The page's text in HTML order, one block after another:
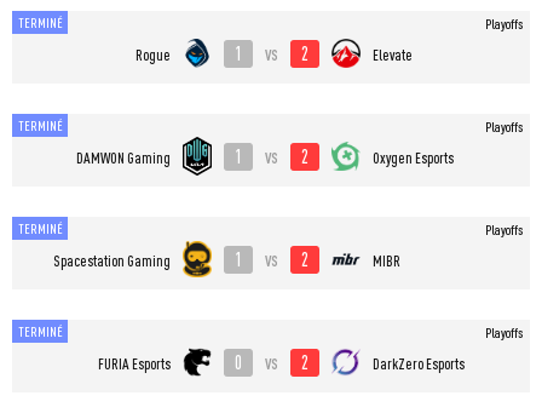
TERMINÉ
Rogue 1 vs 2 Elevate
Playoffs
TERMINÉ
DAMWON Gaming 1 vs 2 Oxygen Esports
Playoffs
TERMINÉ
Spacestation Gaming 1 vs 2 MIBR
Playoffs
TERMINÉ
FURIA Esports 0 vs 2 DarkZero Esports
Playoffs